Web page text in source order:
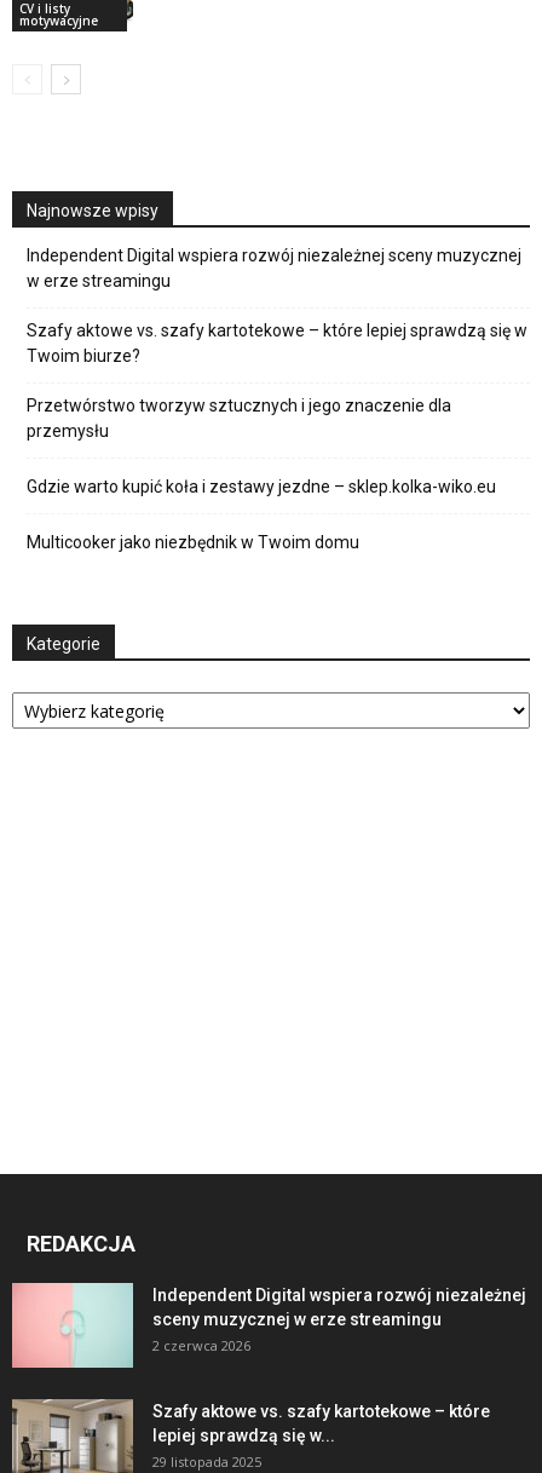
CV i listy
motywacyjne
Najnowsze wpisy
Independent Digital wspiera rozwój niezależnej sceny muzycznej
w erze streamingu
Szafy aktowe vs. szafy kartotekowe – które lepiej sprawdzą się w
Twoim biurze?
Przetwórstwo tworzyw sztucznych i jego znaczenie dla
przemysłu
Gdzie warto kupić koła i zestawy jezdne – sklep.kolka-wiko.eu
Multicooker jako niezbędnik w Twoim domu
Kategorie
Kategorie
REDAKCJA
Independent Digital wspiera rozwój niezależnej
sceny muzycznej w erze streamingu
2 czerwca 2026
Szafy aktowe vs. szafy kartotekowe – które
lepiej sprawdzą się w...
29 listopada 2025